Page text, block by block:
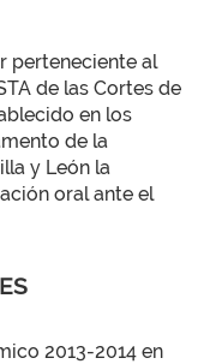
perteneciente al
de las Cortes de
en los
de la
y León la
oral ante el
2013-2014 en